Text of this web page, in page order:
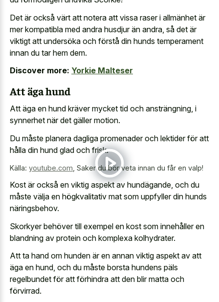
Det är också värt att notera att vissa raser i allmänhet är
mer kompatibla med andra husdjur än andra, så det är
viktigt att undersöka och förstå din hunds temperament
innan du tar hem dem.
Discover more: Yorkie Malteser
Att äga hund
Att äga en hund kräver mycket tid och ansträngning, i
synnerhet när det gäller motion.
Du måste planera dagliga promenader och lektider för att
hålla din hund glad och frisk.
Källa: youtube.com Saker du bör veta innan du får en valp!
Kost är också en viktig aspekt av hundägande, och du
måste välja en högkvalitativ mat som uppfyller din hunds
näringsbehov.
Skorkyer behöver till exempel en kost som innehåller en
blandning av protein och komplexa kolhydrater.
Att ta hand om hunden är en annan viktig aspekt av att
äga en hund, och du måste borsta hundens päls
regelbundet för att förhindra att den blir matta och
förvirrad.